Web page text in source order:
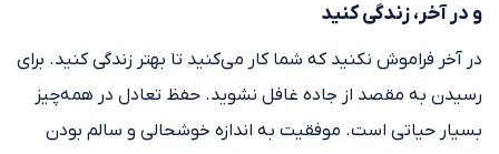
و در آخر، زندگی کنید
در آخر فراموش نکنید که شما کار می‌کنید تا بهتر زندگی کنید. برای
رسیدن به مقصد از جاده غافل نشوید. حفظ تعادل در همه‌چیز
بسیار حیاتی است. موفقیت به اندازه خوشحالی و سالم بودن